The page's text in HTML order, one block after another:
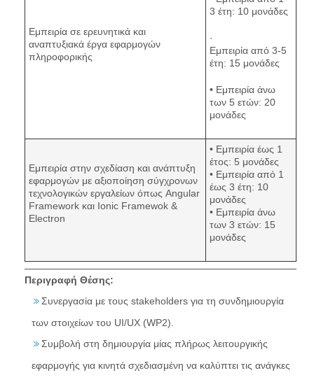
Εμπειρία σε ερευνητικά και
αναπτυξιακά έργα εφαρμογών
πληροφορικής
3 έτη: 10 μονάδες
·
Εμπειρία από 3-5
έτη: 15 μονάδες
• Εμπειρία άνω
των 5 ετών: 20
μονάδες
Εμπειρία στην σχεδίαση και ανάπτυξη
εφαρμογών με αξιοποίηση σύγχρονων
τεχνολογικών εργαλείων όπως Angular
Framework και Ionic Framewok &
Electron
• Εμπειρία έως 1
έτος: 5 μονάδες
• Εμπειρία από 1
έως 3 έτη: 10
μονάδες
• Εμπειρία άνω
των 3 ετών: 15
μονάδες
Περιγραφή Θέσης:
Συνεργασία με τους stakeholders για τη συνδημιουργία
των στοιχείων του UI/UX (WP2).
Συμβολή στη δημιουργία μίας πλήρως λειτουργικής
εφαρμογής για κινητά σχεδιασμένη να καλύπτει τις ανάγκες